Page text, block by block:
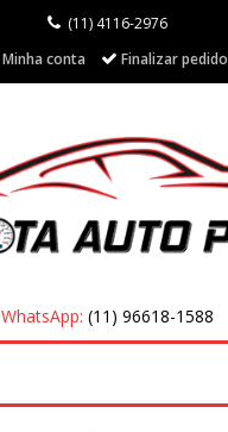
(11) 4116-2976
Minha conta
Finalizar pedido
WhatsApp: (11) 96618-1588